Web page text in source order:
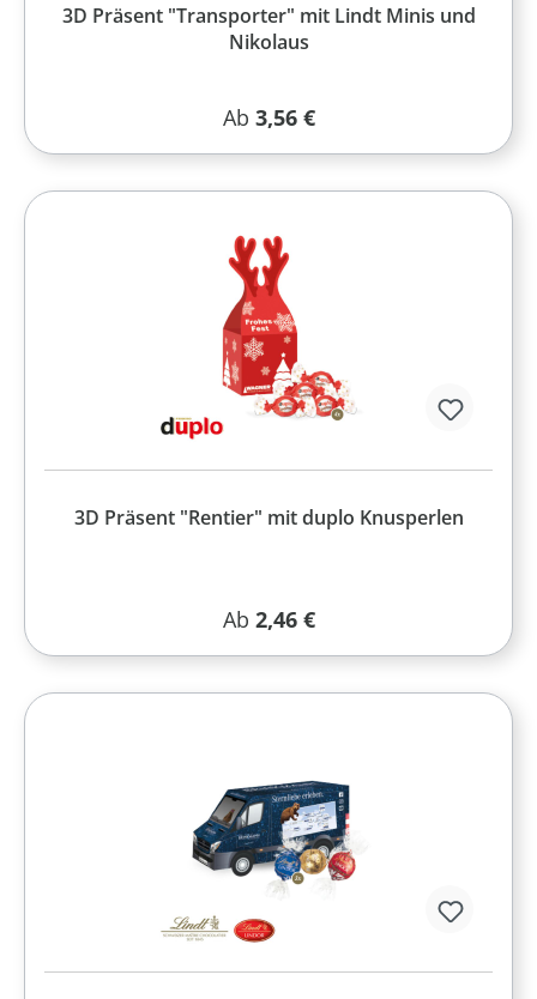
3D Präsent "Transporter" mit Lindt Minis und
Nikolaus
Regulärer Preis:
Ab 3,56 €
3D Präsent "Rentier" mit duplo Knusperlen
Regulärer Preis:
Ab 2,46 €